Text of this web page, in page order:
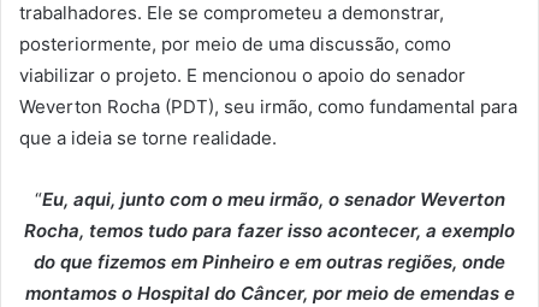
trabalhadores. Ele se comprometeu a demonstrar,
posteriormente, por meio de uma discussão, como
viabilizar o projeto. E mencionou o apoio do senador
Weverton Rocha (PDT), seu irmão, como fundamental para
que a ideia se torne realidade.
“Eu, aqui, junto com o meu irmão, o senador Weverton
Rocha, temos tudo para fazer isso acontecer, a exemplo
do que fizemos em Pinheiro e em outras regiões, onde
montamos o Hospital do Câncer, por meio de emendas e